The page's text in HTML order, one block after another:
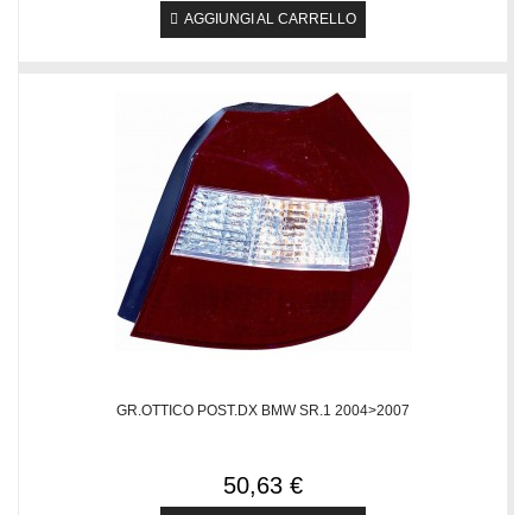
AGGIUNGI AL CARRELLO
GR.OTTICO POST.DX BMW SR.1 2004>2007
50,63 €